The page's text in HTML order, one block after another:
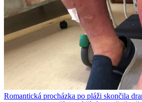
Romantická procházka po pláži skončila